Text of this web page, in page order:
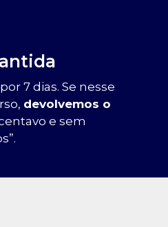
7 dias. Se nesse
devolvemos o
e sem